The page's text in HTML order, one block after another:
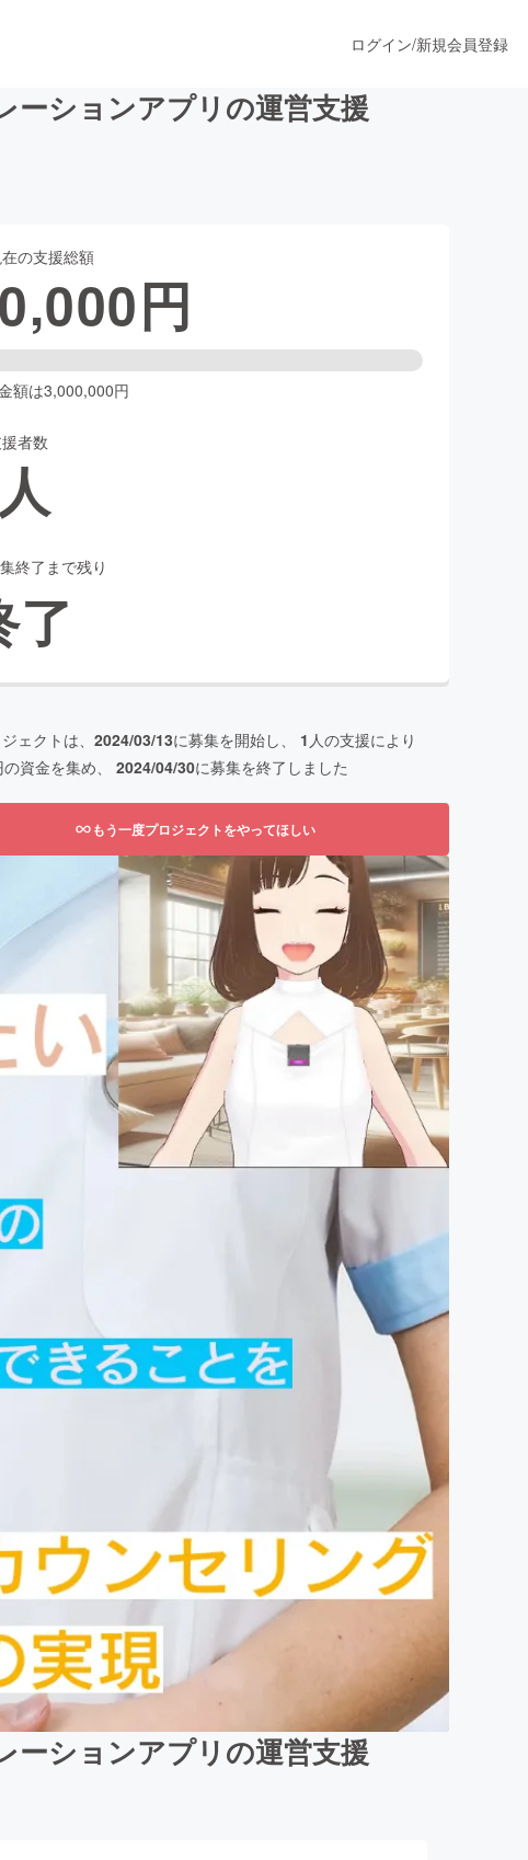
ファッション
ケア
ログイン/新規会員登録
ーションアプリの運営支援
の支援総額
円
額は3,000,000円
者数
人
終了まで残り
了
ェクトは、 2024/03/13に募集を開始し、 1 人の支援により
の資金を集め、 2024/04/30に募集を終了しました
もう一度プロジェクトをやってほしい
ーションアプリの運営支援